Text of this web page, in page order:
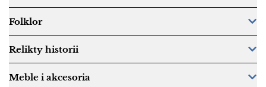
Folklor
Relikty historii
Meble i akcesoria